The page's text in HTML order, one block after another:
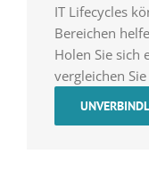
IT Lifecycles
Bereichen
Holen Sie sich
vergleichen